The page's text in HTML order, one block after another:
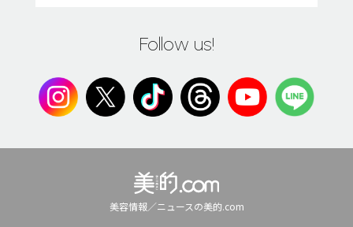
Follow us!
美容情報／ニュースの美的.com